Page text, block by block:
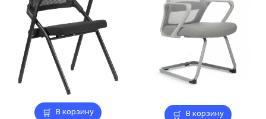
В корзину В корзину